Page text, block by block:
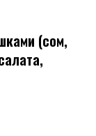
(сом,